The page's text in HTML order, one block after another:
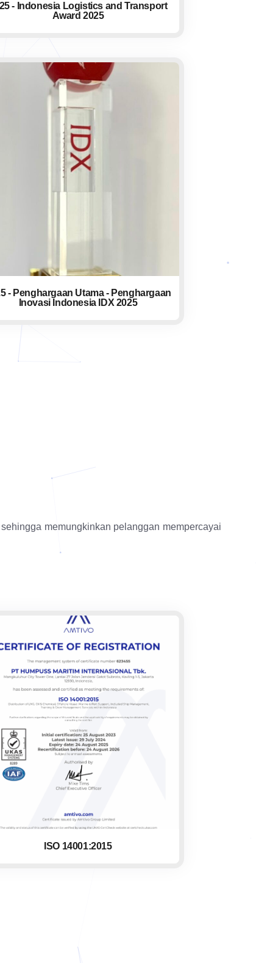
- Indonesia Logistics and Transport
Award 2025
- Penghargaan Utama - Penghargaan
Inovasi Indonesia IDX 2025
memungkinkan pelanggan mempercayai
ISO 14001:2015